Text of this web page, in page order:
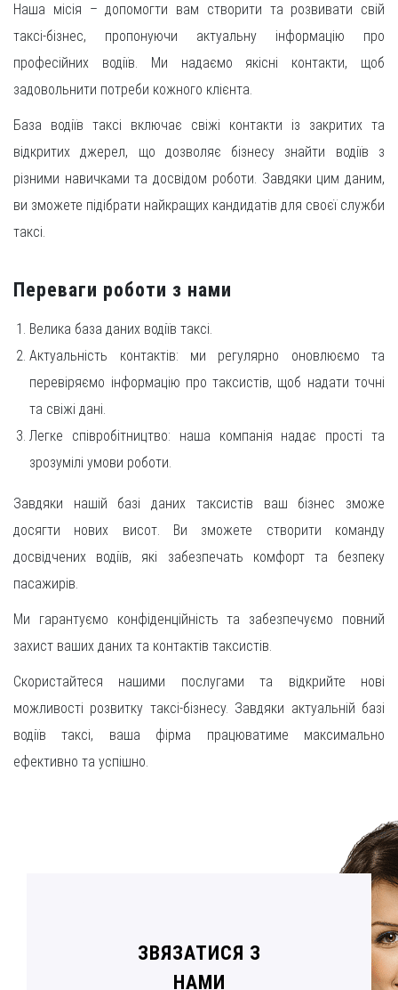
Наша місія – допомогти вам створити та розвивати свій
таксі-бізнес, пропонуючи актуальну інформацію про
професійних водіїв. Ми надаємо якісні контакти, щоб
задовольнити потреби кожного клієнта.
База водіїв таксі включає свіжі контакти із закритих та
відкритих джерел, що дозволяє бізнесу знайти водіїв з
різними навичками та досвідом роботи. Завдяки цим даним,
ви зможете підібрати найкращих кандидатів для своєї служби
таксі.
Переваги роботи з нами
Велика база даних водіїв таксі.
Актуальність контактів: ми регулярно оновлюємо та
перевіряємо інформацію про таксистів, щоб надати точні
та свіжі дані.
Легке співробітництво: наша компанія надає прості та
зрозумілі умови роботи.
Завдяки нашій базі даних таксистів ваш бізнес зможе
досягти нових висот. Ви зможете створити команду
досвідчених водіїв, які забезпечать комфорт та безпеку
пасажирів.
Ми гарантуємо конфіденційність та забезпечуємо повний
захист ваших даних та контактів таксистів.
Скористайтеся нашими послугами та відкрийте нові
можливості розвитку таксі-бізнесу. Завдяки актуальній базі
водіїв таксі, ваша фірма працюватиме максимально
ефективно та успішно.
ЗВЯЗАТИСЯ З
НАМИ